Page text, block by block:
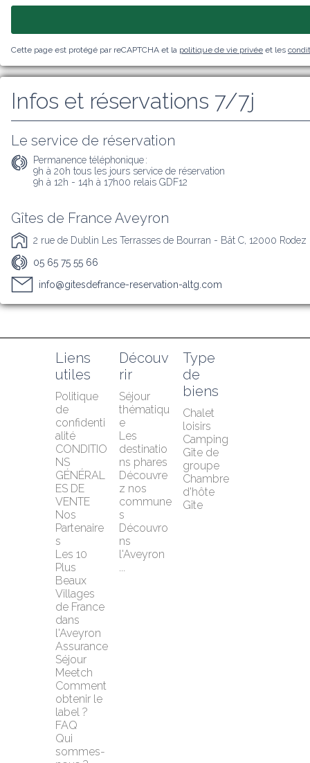
Cette page est protégé par reCAPTCHA et la politique de vie privée et les
Infos et réservations 7/7j
Le service de réservation
Permanence téléphonique :
9h à 20h tous les jours service de réservation
9h à 12h - 14h à 17h00 relais GDF12
Gîtes de France Aveyron
2 rue de Dublin Les Terrasses de Bourran - Bât C, 12000 Rodez
05 65 75 55 66
info@gitesdefrance-reservation-altg.com
Liens
utiles
Politique
de
confidenti
alité
CONDITIO
NS
GÉNÉRAL
ES DE
VENTE
Nos
Partenaire
s
Les 10
Plus
Beaux
Villages
de France
dans
l'Aveyron
Assurance
Séjour
Meetch
Comment
obtenir le
label ?
FAQ
Qui
sommes-
Découv
rir
Séjour
thématiqu
e
Les
destinatio
ns phares
Découvre
z nos
commune
s
Découvro
ns
l'Aveyron
...
Type
de
biens
Chalet
loisirs
Camping
Gîte de
groupe
Chambre
d'hôte
Gîte